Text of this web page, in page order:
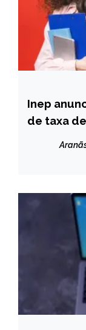
BRASIL
NOTÍCIAS
Inep
de taxa